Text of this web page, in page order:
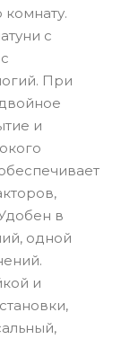
с
При
и
в
одной
и